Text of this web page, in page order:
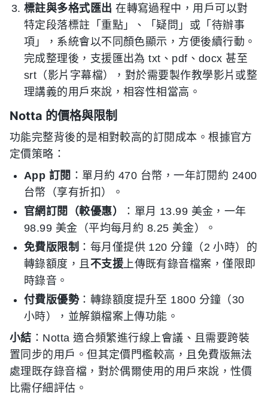
標註與多格式匯出 在轉寫過程中，用戶可以對
特定段落標註「重點」、「疑問」或「待辦事
項」，系統會以不同顏色顯示，方便後續行動。
完成整理後，支援匯出為 txt、pdf、docx 甚至
srt（影片字幕檔），對於需要製作教學影片或整
理講義的用戶來說，相容性相當高。
Notta 的價格與限制
功能完整背後的是相對較高的訂閱成本。根據官方
定價策略：
App 訂閱 ：單月約 470 台幣，一年訂閱約 2400
台幣（享有折扣）。
官網訂閱（較優惠）
：單月 13.99 美金，一年
98.99 美金（平均每月約 8.25 美金）。
免費版限制 ：每月僅提供 120 分鐘（2 小時）的
轉錄額度，且不支援上傳既有錄音檔案，僅限即
時錄音。
付費版優勢：轉錄額度提升至 1800 分鐘（30
小時），並解鎖檔案上傳功能。
小結 ：Notta 適合頻繁進行線上會議、且需要跨裝
置同步的用戶。但其定價門檻較高，且免費版無法
處理既存錄音檔，對於偶爾使用的用戶來說，性價
比需仔細評估。